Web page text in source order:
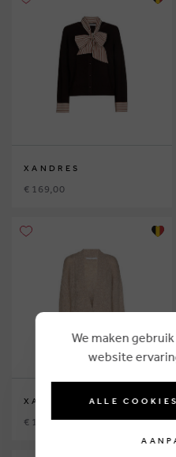
XANDRES
€ 169,00
XANDRES
€ 199,00
We maken gebruik
website
ALLE